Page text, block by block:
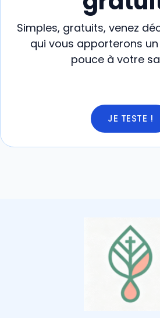
Simples, gratuits, venez
qui vous apporterons
pouce à votre
JE TESTE !